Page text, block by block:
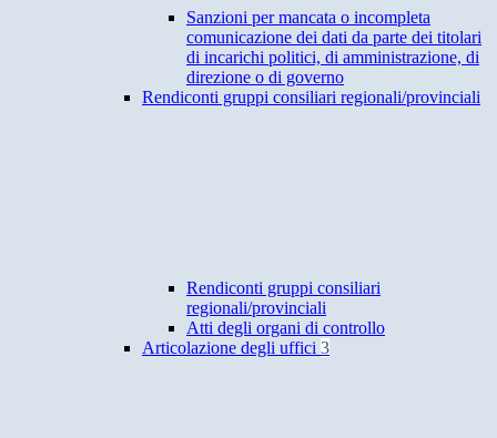
Sanzioni per mancata o incompleta
comunicazione dei dati da parte dei titolari
di incarichi politici, di amministrazione, di
direzione o di governo
Rendiconti gruppi consiliari regionali/provinciali
Rendiconti gruppi consiliari
regionali/provinciali
Atti degli organi di controllo
Articolazione degli uffici 3